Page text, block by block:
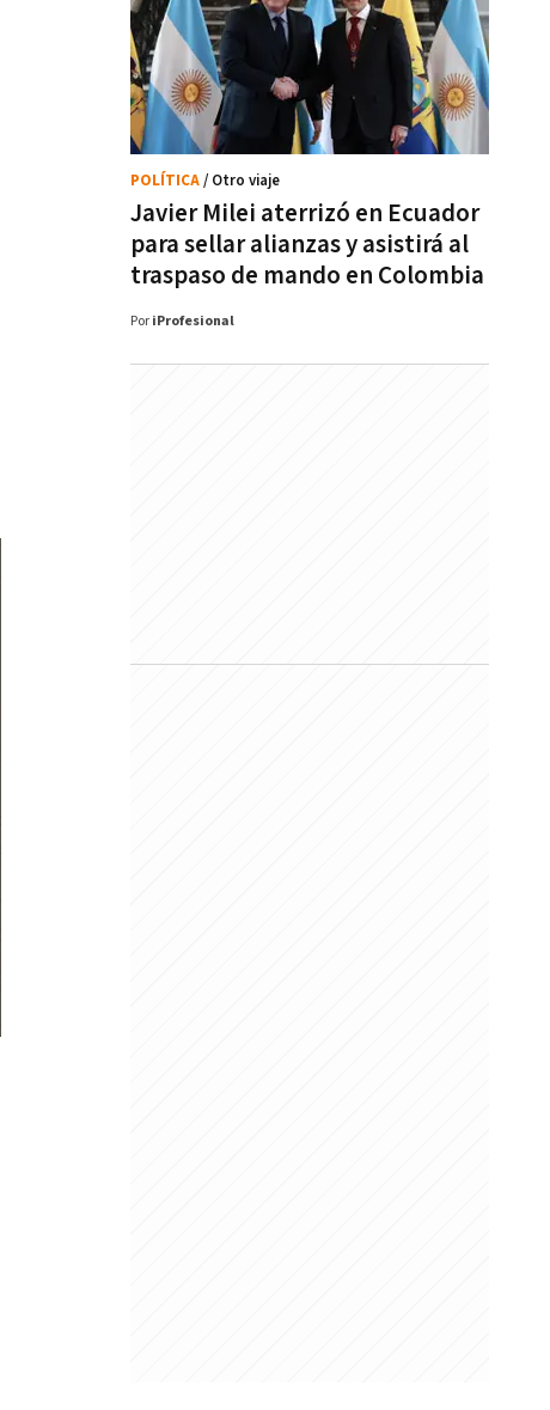
Javier Milei aterrizó en Ecuador
para sellar alianzas y asistirá al
traspaso de mando en Colombia
POLÍTICA/ Otro viaje
Por iProfesional